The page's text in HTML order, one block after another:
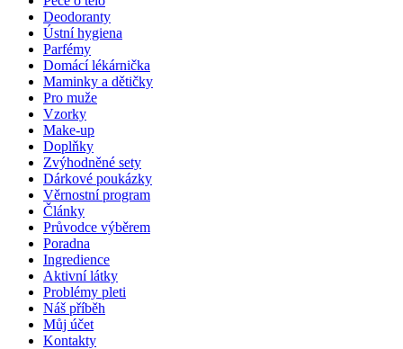
Deodoranty
Ústní hygiena
Parfémy
Domácí lékárnička
Maminky a dětičky
Pro muže
Vzorky
Make-up
Doplňky
Zvýhodněné sety
Dárkové poukázky
Věrnostní program
Články
Průvodce výběrem
Poradna
Ingredience
Aktivní látky
Problémy pleti
Náš příběh
Můj účet
Kontakty